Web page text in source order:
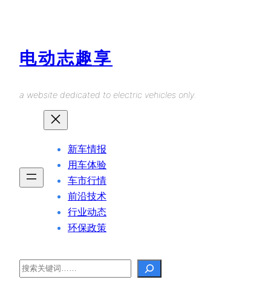
电动志趣享
a website dedicated to electric vehicles only.
新车情报
用车体验
车市行情
前沿技术
行业动态
环保政策
Search